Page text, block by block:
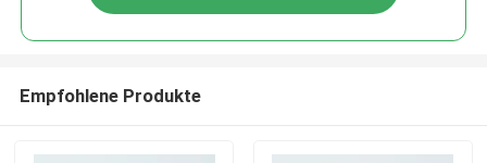
Empfohlene Produkte